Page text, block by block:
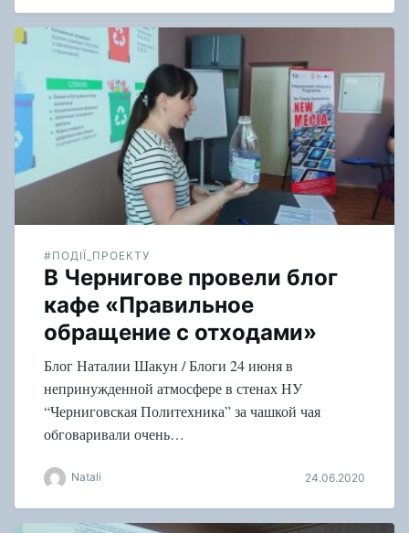
#ПОДІЇ_ПРОЕКТУ
В Чернигове провели блог
кафе «Правильное
обращение с отходами»
Блог Наталии Шакун / Блоги 24 июня в
непринужденной атмосфере в стенах НУ
“Черниговская Политехника” за чашкой чая
обговаривали очень…
Natali 24.06.2020